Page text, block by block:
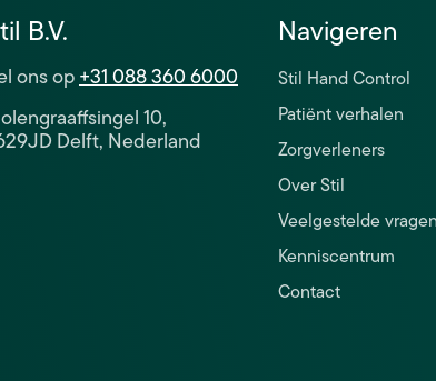
B.V.
ons op+31 088 360 6000
10,
Delft, Nederland
Navigeren
Stil Hand Control
Patiënt verhalen
Zorgverleners
Over Stil
Veelgestelde vragen
Kenniscentrum
Contact